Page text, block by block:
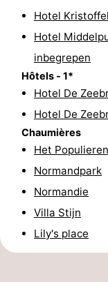
golf
Equitation
Boire
manger
Pratiques
Forum
Route
Stationnement
Tram
Adresses
Hotel
Hotel
inbegrepen
Hôtels - 1*
Hotel De
Hotel De
Chaumières
Het
Normandpark
Normandie
Villa Stijn
Lily's place